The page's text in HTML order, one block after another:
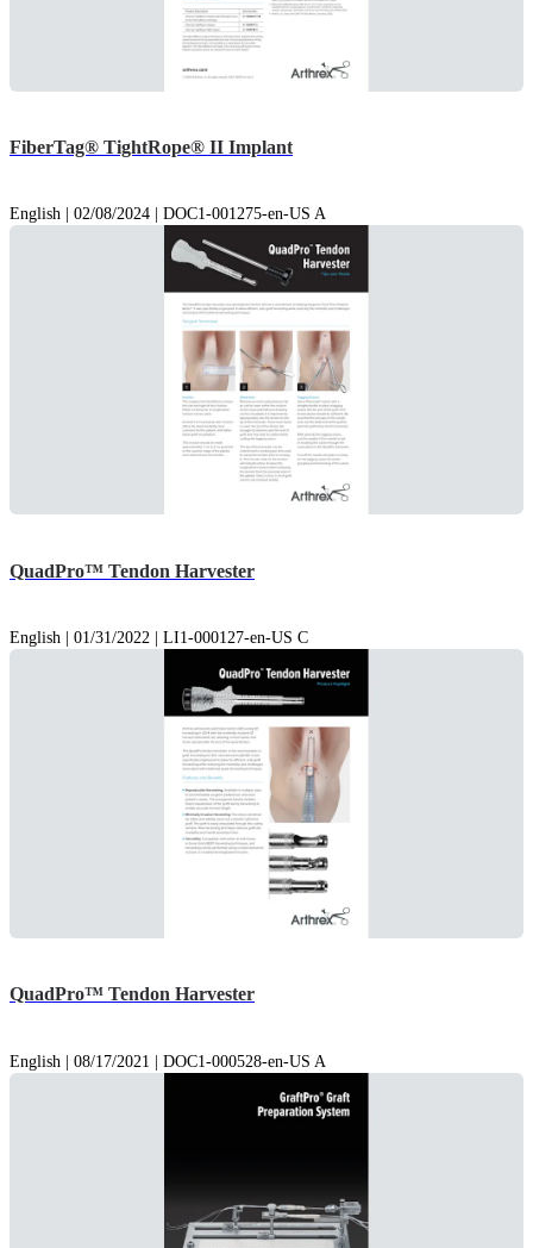
FiberTag® TightRope® II Implant
English | 02/08/2024 | DOC1-001275-en-US A
QuadPro™ Tendon Harvester
English | 01/31/2022 | LI1-000127-en-US C
QuadPro™ Tendon Harvester
English | 08/17/2021 | DOC1-000528-en-US A